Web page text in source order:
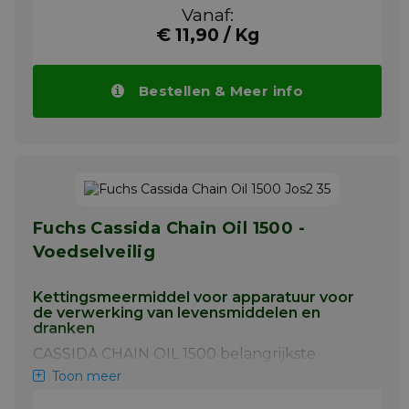
Aanbevolen voor gebruik in machines waar
frequente verversing van de vetvulling
nodig is of waar een hoog productverbruik is.
toepassingen. Gewrichten, koppelingen en
tankafsluitingen.
Vanaf:
€ 11,90 / Kg
Bestellen & Meer info
Fuchs Cassida Chain Oil 1500 -
Voedselveilig
Kettingsmeermiddel voor apparatuur voor
de verwerking van levensmiddelen en
dranken
CASSIDA CHAIN OIL 1500 belangrijkste
toepassingen:
Toon meer